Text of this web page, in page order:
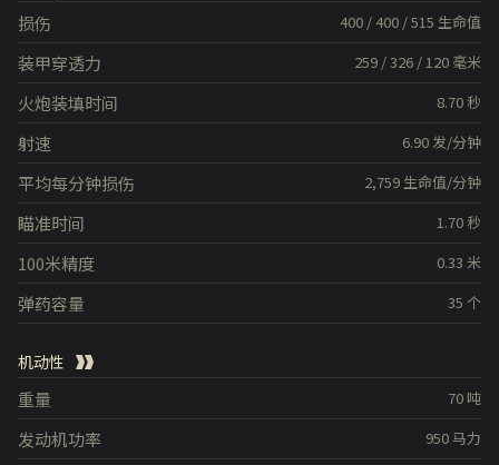
400 / 400 /515 生命值
损伤
259 /326 / 120 毫米
装甲穿透力
8.70 秒
火炮装填时间
6.90 发/分钟
射速
2,759 生命值/分钟
平均每分钟损伤
1.70 秒
瞄准时间
0.33 米
100米精度
35 个
弹药容量
机动性
70 吨
重量
950马力
发动机功率